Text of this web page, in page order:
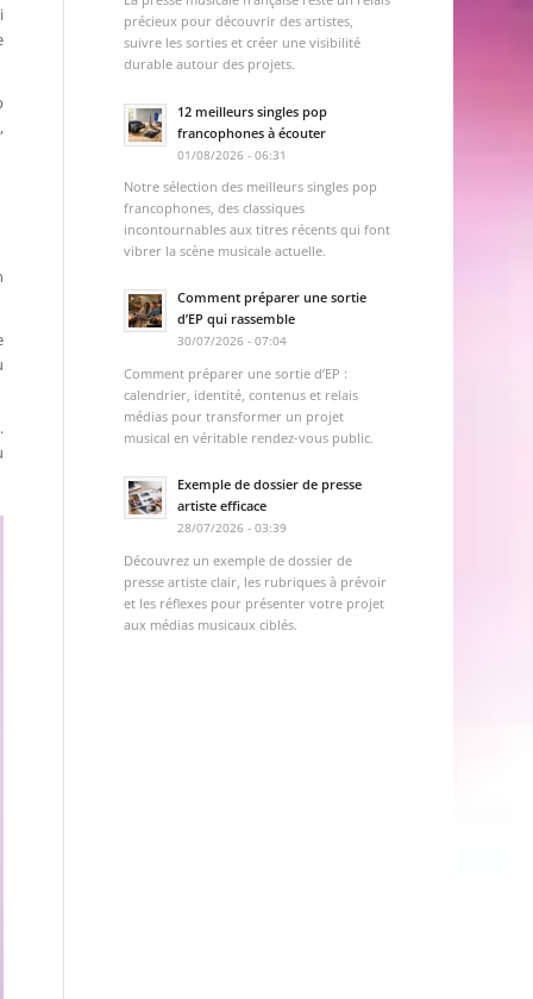
précieux pour découvrir des artistes,
suivre les sorties et créer une visibilité
durable autour des projets.
12 meilleurs singles pop
francophones à écouter
01/08/2026 - 06:31
Notre sélection des meilleurs singles pop
francophones, des classiques
incontournables aux titres récents qui font
vibrer la scène musicale actuelle.
Comment préparer une sortie
d’EP qui rassemble
30/07/2026 - 07:04
Comment préparer une sortie d’EP :
calendrier, identité, contenus et relais
médias pour transformer un projet
musical en véritable rendez-vous public.
Exemple de dossier de presse
artiste efficace
28/07/2026 - 03:39
Découvrez un exemple de dossier de
presse artiste clair, les rubriques à prévoir
et les réflexes pour présenter votre projet
aux médias musicaux ciblés.